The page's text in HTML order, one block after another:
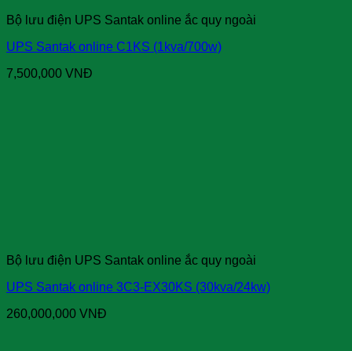
Bộ lưu điện UPS Santak online ắc quy ngoài
UPS Santak online C1KS (1kva/700w)
7,500,000 VNĐ
Bộ lưu điện UPS Santak online ắc quy ngoài
UPS Santak online 3C3-EX30KS (30kva/24kw)
260,000,000 VNĐ